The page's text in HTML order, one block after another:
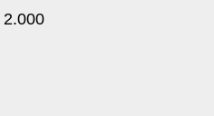
2.000